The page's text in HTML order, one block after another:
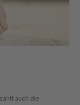
auch die